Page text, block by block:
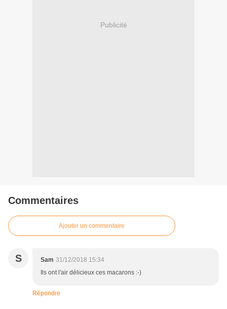
Publicité
Commentaires
Ajouter un commentaire
S Sam 31/12/2018 15:34
Ils ont l'air délicieux ces macarons :-)
Répondre